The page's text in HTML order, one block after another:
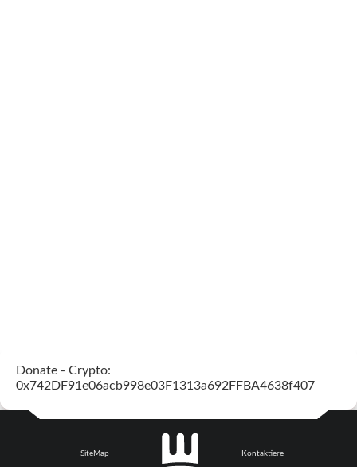
Donate - Crypto:
0x742DF91e06acb998e03F1313a692FFBA4638f407
SiteMap Kontaktiere